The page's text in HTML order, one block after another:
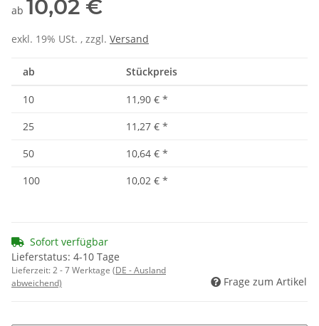
ab 10,02 €
exkl. 19% USt. , zzgl. Versand
ab Stückpreis
10 11,90 € *
25
11,27 € *
50
10,64 € *
100
10,02 € *
Sofort verfügbar
Lieferstatus: 4-10 Tage
Lieferzeit:2 - 7 Werktage (DE - Ausland
abweichend)
Frage zum Artikel